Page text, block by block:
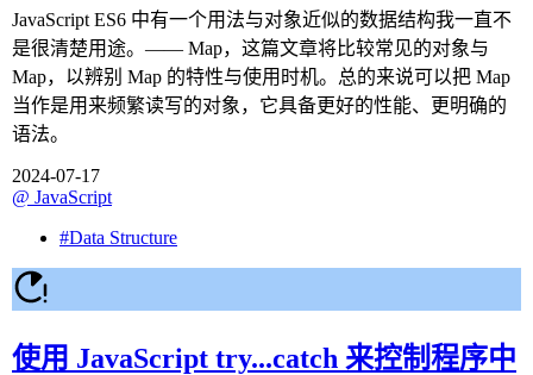
JavaScript ES6 中有一个用法与对象近似的数据结构我一直不
是很清楚用途。—— Map，这篇文章将比较常见的对象与
Map，以辨别 Map 的特性与使用时机。总的来说可以把 Map
当作是用来频繁读写的对象，它具备更好的性能、更明确的
语法。
2024-07-17
@ JavaScript
#Data Structure
使用 JavaScript try...catch 来控制程序中